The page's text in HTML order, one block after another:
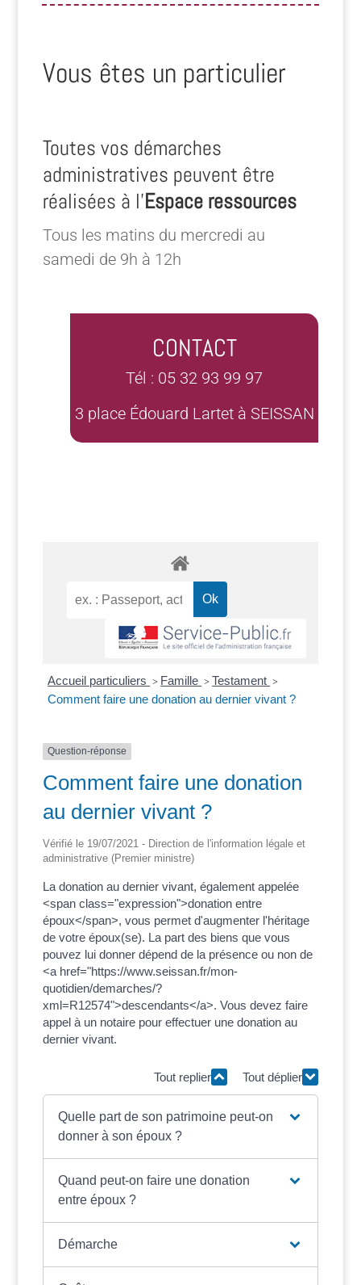
Vous êtes un particulier
Toutes vos démarches
administratives peuvent être
réalisées à l’Espace ressources
Tous les matins du mercredi au
samedi de 9h à 12h
CONTACT
Tél : 05 32 93 99 97
3 place Édouard Lartet à SEISSAN
Accueil particuliers > Famille > Testament >
Comment faire une donation au dernier vivant ?
Question-réponse
Comment faire une donation
au dernier vivant ?
Vérifié le 19/07/2021 - Direction de l'information légale et
administrative (Premier ministre)
La donation au dernier vivant, également appelée
<span class="expression">donation entre
époux</span>, vous permet d'augmenter l'héritage
de votre époux(se). La part des biens que vous
pouvez lui donner dépend de la présence ou non de
<a href="https://www.seissan.fr/mon-
quotidien/demarches/?
xml=R12574">descendants</a>. Vous devez faire
appel à un notaire pour effectuer une donation au
dernier vivant.
Tout replier Tout déplier
Quelle part de son patrimoine peut-on
donner à son époux ?
Quand peut-on faire une donation
entre époux ?
Démarche